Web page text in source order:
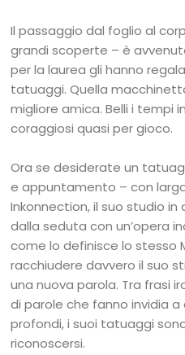
Il passaggio dal foglio al
grandi scoperte – è
per la laurea gli hanno
tatuaggi. Quella
migliore amica. Belli i tempi
coraggiosi quasi per gioco.
Ora se desiderate un
e appuntamento – con
Inkonnection, il suo studio
dalla seduta con un’opera
come lo definisce lo stesso
racchiudere davvero il suo
una nuova parola. Tra frasi
di parole che fanno invidia
profondi, i suoi tatuaggi
riconoscersi.